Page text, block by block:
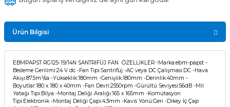
Ürün Bilgisi
EBMPAPST RG125-19/14N SANTRİFÜJ FAN ÖZELLİKLER -Marka:ebm-papst -
Besleme Gerilimi:24 V dc -Fan Tipi:Santrifüj -AC veya DC Çalışması:DC -Hava
Akışı:87.5m³/sa -Yükseklik:180mm -Genişlik:180mm -Derinlik:40mm -
Boyutlar:180 x 180 x 40mm -Fan Devri:2550rpm -Gürültü Seviyesi:56dB -Mil
Yatağı Tipi:Bilya -Montaj Deliği Aralığı:165 x 165mm -Komütasyon
Tipi:Elektronik -Montaj Deliği Çapı:4.3mm -Kavis Yönü:Geri -Dikey İç Çap